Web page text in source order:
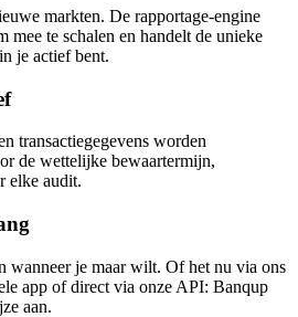
markten. De rapportage-engine
mee te schalen en handelt de unieke
je actief bent.
transactiegegevens worden
de wettelijke bewaartermijn,
elke audit.
wanneer je maar wilt. Of het nu via ons
app of direct via onze API: Banqup
aan.